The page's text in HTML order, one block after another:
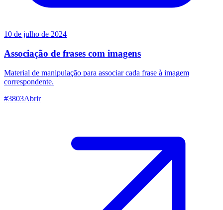
10 de julho de 2024
Associação de frases com imagens
Material de manipulação para associar cada frase à imagem
correspondente.
#3803Abrir